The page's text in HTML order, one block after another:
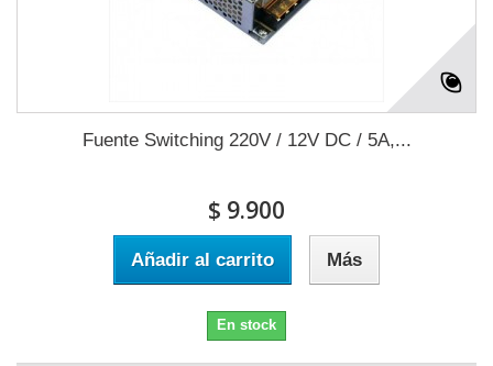
Fuente Switching 220V / 12V DC / 5A,...
$ 9.900
Añadir al carrito Más
En stock